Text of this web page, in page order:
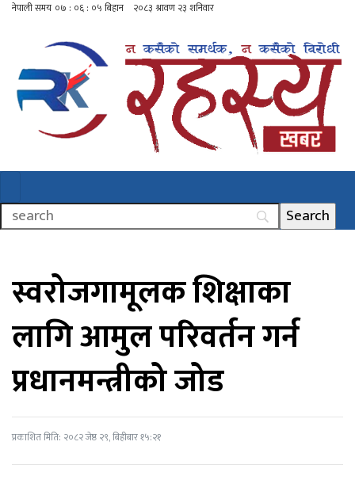
स्वरोजगामूलक शिक्षाका
लागि आमुल परिवर्तन गर्न
प्रधानमन्त्रीको जोड
प्रकाशित मिति: २०८२ जेष्ठ २९, बिहीबार १५:२१